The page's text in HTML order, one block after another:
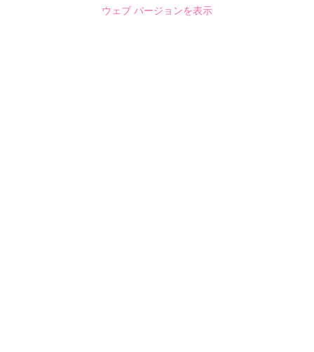
ウェブ バージョンを表示